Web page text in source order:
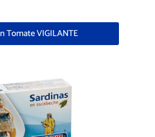
Tomate VIGILANTE